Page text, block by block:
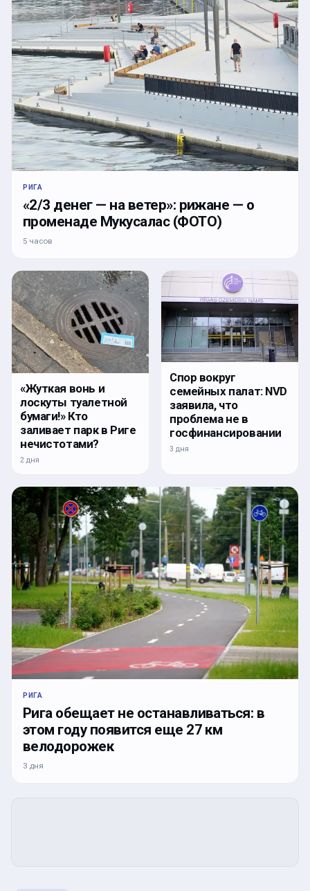
РИГА
«2/3 денег — на ветер»: рижане — о
променаде Мукусалас (ФОТО)
5 часов
«Жуткая вонь и
лоскуты туалетной
бумаги!» Кто
заливает парк в Риге
нечистотами?
2 дня
Спор вокруг
семейных палат: NVD
заявила, что
проблема не в
госфинансировании
3 дня
РИГА
Рига обещает не останавливаться: в
этом году появится еще 27 км
велодорожек
3 дня